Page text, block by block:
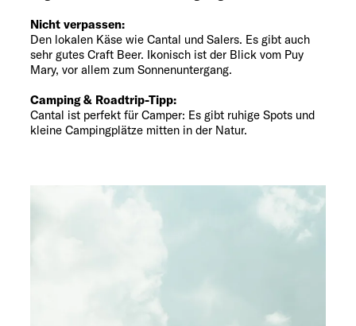
Nicht verpassen:
Den lokalen Käse wie Cantal und Salers. Es gibt auch
sehr gutes Craft Beer. Ikonisch ist der Blick vom Puy
Mary, vor allem zum Sonnenuntergang.
Camping & Roadtrip-Tipp:
Cantal ist perfekt für Camper: Es gibt ruhige Spots und
kleine Campingplätze mitten in der Natur.